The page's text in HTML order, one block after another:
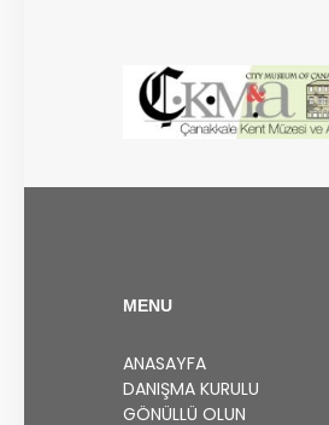
MENU
ANASAYFA
DANIŞMA KURULU
GÖNÜLLÜ OLUN